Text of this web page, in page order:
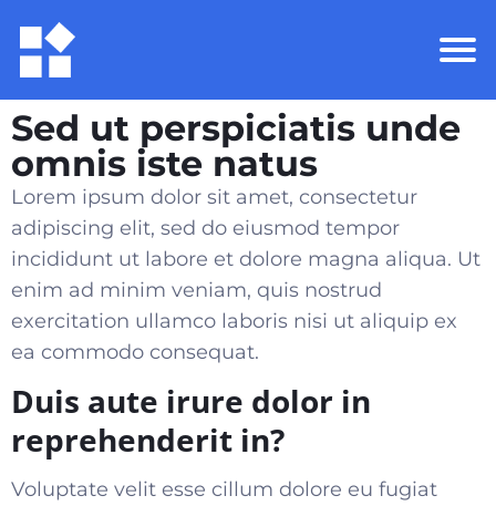
Sed ut perspiciatis unde
omnis iste natus
Lorem ipsum dolor sit amet, consectetur
adipiscing elit, sed do eiusmod tempor
incididunt ut labore et dolore magna aliqua. Ut
enim ad minim veniam, quis nostrud
exercitation ullamco laboris nisi ut aliquip ex
ea commodo consequat.
Duis aute irure dolor in
reprehenderit in?
Voluptate velit esse cillum dolore eu fugiat